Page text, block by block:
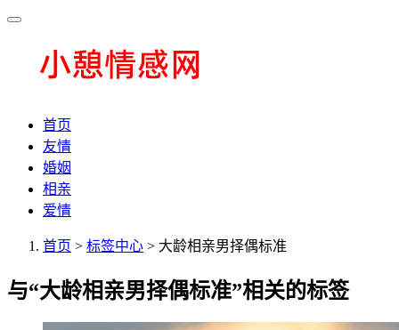
首页
友情
婚姻
相亲
爱情
首页 > 标签中心 > 大龄相亲男择偶标准
与“大龄相亲男择偶标准”相关的标签